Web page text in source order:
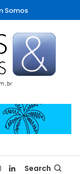
Somos
Search